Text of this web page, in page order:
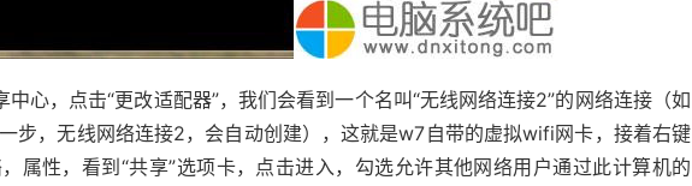
，点击“更改适配器”，我们会看到一个名叫“无线网络连接2”的网络连接（如
步，无线网络连接2，会自动创建），这就是w7自带的虚拟wifi网卡，接着右键
属性，看到“共享”选项卡，点击进入，勾选允许其他网络用户通过此计算机的